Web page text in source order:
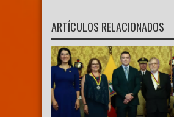
ARTÍCULOS RELACIONADOS